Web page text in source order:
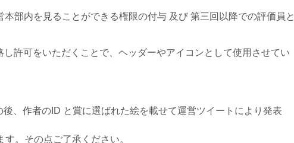
部内を見ることができる権限の付与 及び 第三回以降での評価員と
許可をいただくことで、ヘッダーやアイコンとして使用させてい
、作者のID と賞に選ばれた絵を載せて運営ツイートにより発表
。その点ご了承ください。